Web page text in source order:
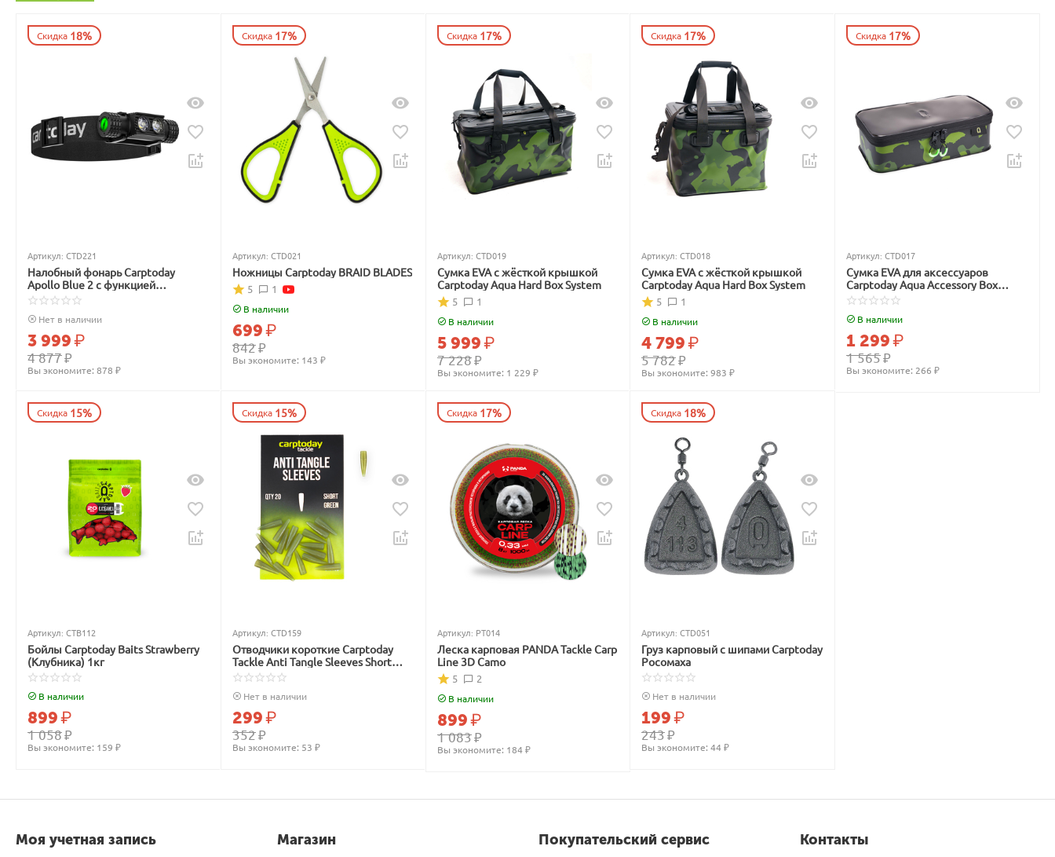
Скидка 18%
Артикул: CTD221
Налобный фонарь Carptoday
Apollo Blue 2 с функцией
подсвечивания лески синим
светом
Нет в наличии
4 877₽
3 999₽
Вы экономите: 878 ₽
Скидка 17%
Артикул: CTD021
Ножницы Carptoday BRAID BLADES
1
5
В наличии
842₽
699₽
Вы экономите: 143 ₽
Скидка 17%
Артикул: CTD019
Сумка EVA с жёсткой крышкой
Carptoday Aqua Hard Box System
1
5
В наличии
7 228₽
5 999₽
Вы экономите: 1 229 ₽
Скидка 17%
Артикул: CTD018
Сумка EVA с жёсткой крышкой
Carptoday Aqua Hard Box System
1
5
В наличии
5 782₽
4 799₽
Вы экономите: 983 ₽
Скидка 17%
Артикул: CTD017
Сумка EVA для аксессуаров
Carptoday Aqua Accessory Box
System
В наличии
1 565₽
1 299₽
Вы экономите: 266 ₽
Скидка 15%
Артикул: CTB112
Бойлы Carptoday Baits Strawberry
(Клубника) 1кг
В наличии
1 058₽
899₽
Вы экономите: 159 ₽
Скидка 15%
Артикул: CTD159
Отводчики короткие Carptoday
Tackle Anti Tangle Sleeves Short
зелёные
Нет в наличии
352₽
299₽
Вы экономите: 53 ₽
Скидка 17%
Артикул: PT014
Леска карповая PANDA Tackle Carp
Line 3D Camo
2
5
В наличии
1 083₽
899₽
Вы экономите: 184 ₽
Скидка 18%
Артикул: CTD051
Груз карповый с шипами Carptoday
Росомаха
Нет в наличии
243₽
199₽
Вы экономите: 44 ₽
Моя учетная запись Магазин Покупательский сервис Контакты